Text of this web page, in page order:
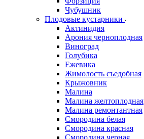
Чубушник
Плодовые кустарники
Актинидия
Арония черноплодная
Виноград
Голубика
Ежевика
Жимолость съедобная
Крыжовник
Малина
Малина желтоплодная
Малина ремонтантная
Смородина белая
Смородина красная
Смородина черная